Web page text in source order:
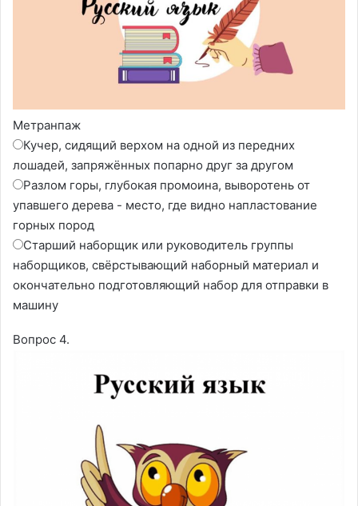
Метранпаж
Кучер, сидящий верхом на одной из передних
лошадей, запряжённых попарно друг за другом
Разлом горы, глубокая промоина, выворотень от
упавшего дерева - место, где видно напластование
горных пород
Старший наборщик или руководитель группы
наборщиков, свёрстывающий наборный материал и
окончательно подготовляющий набор для отправки в
машину
Вопрос 4.